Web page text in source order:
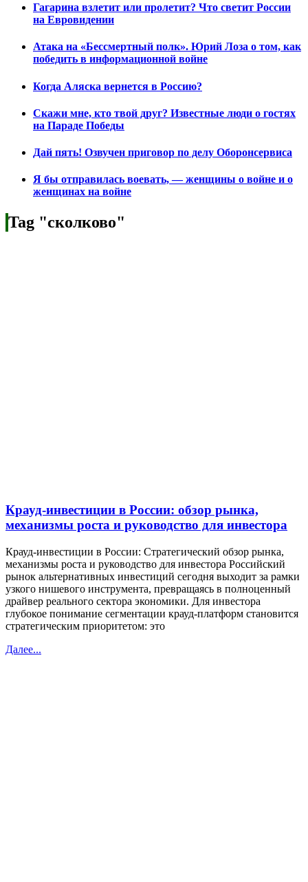
Гагарина взлетит или пролетит? Что светит России
на Евровидении
Атака на «Бессмертный полк». Юрий Лоза о том, как
победить в информационной войне
Когда Аляска вернется в Россию?
Скажи мне, кто твой друг? Известные люди о гостях
на Параде Победы
Дай пять! Озвучен приговор по делу Оборонсервиса
Я бы отправилась воевать, — женщины о войне и о
женщинах на войне
Tag "сколково"
Крауд-инвестиции в России: обзор рынка,
механизмы роста и руководство для инвестора
Крауд-инвестиции в России: Стратегический обзор рынка,
механизмы роста и руководство для инвестора Российский
рынок альтернативных инвестиций сегодня выходит за рамки
узкого нишевого инструмента, превращаясь в полноценный
драйвер реального сектора экономики. Для инвестора
глубокое понимание сегментации крауд-платформ становится
стратегическим приоритетом: это
Далее...